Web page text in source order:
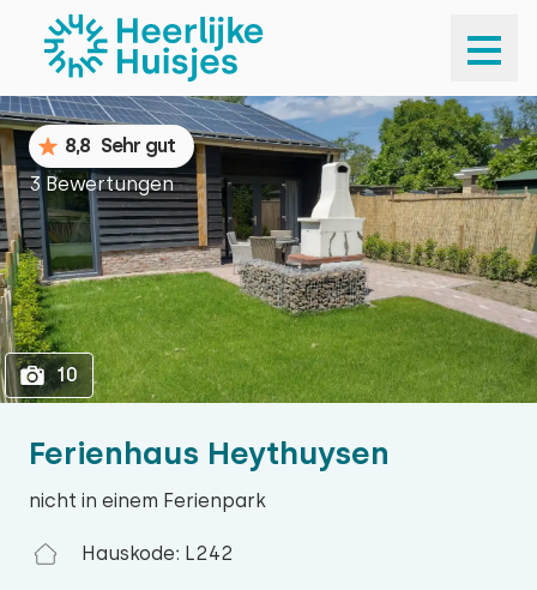
1
Ferienhaus Heythuysen
nicht in einem Ferienpark
Hauskode: L242
8,8 Sehr gut
3 Bewertungen
10